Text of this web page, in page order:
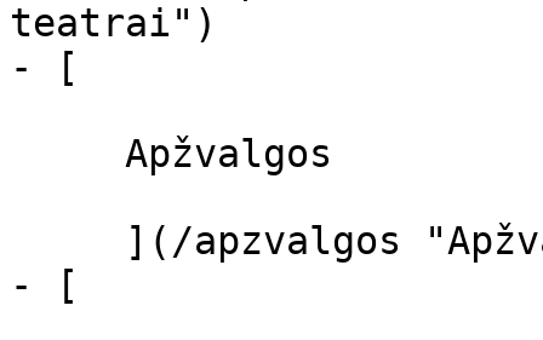
teatrai")
- [
- [